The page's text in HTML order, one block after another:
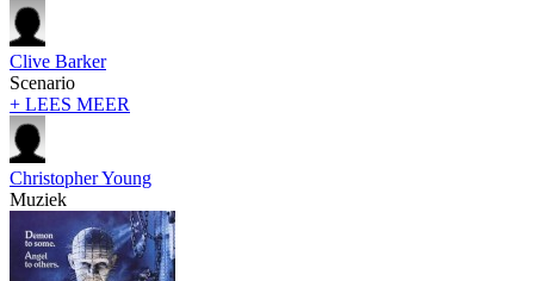
Clive Barker
Scenario
+ LEES MEER
Christopher Young
Muziek